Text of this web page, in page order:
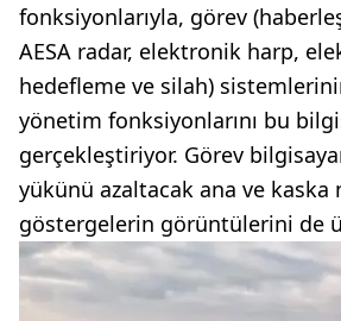
fonksiyonlarıyla, görev
AESA radar, elektronik harp,
hedefleme ve silah)
yönetim fonksiyonlarını bu
gerçekleştiriyor. Görev
yükünü azaltacak ana ve kaska
göstergelerin görüntülerini de